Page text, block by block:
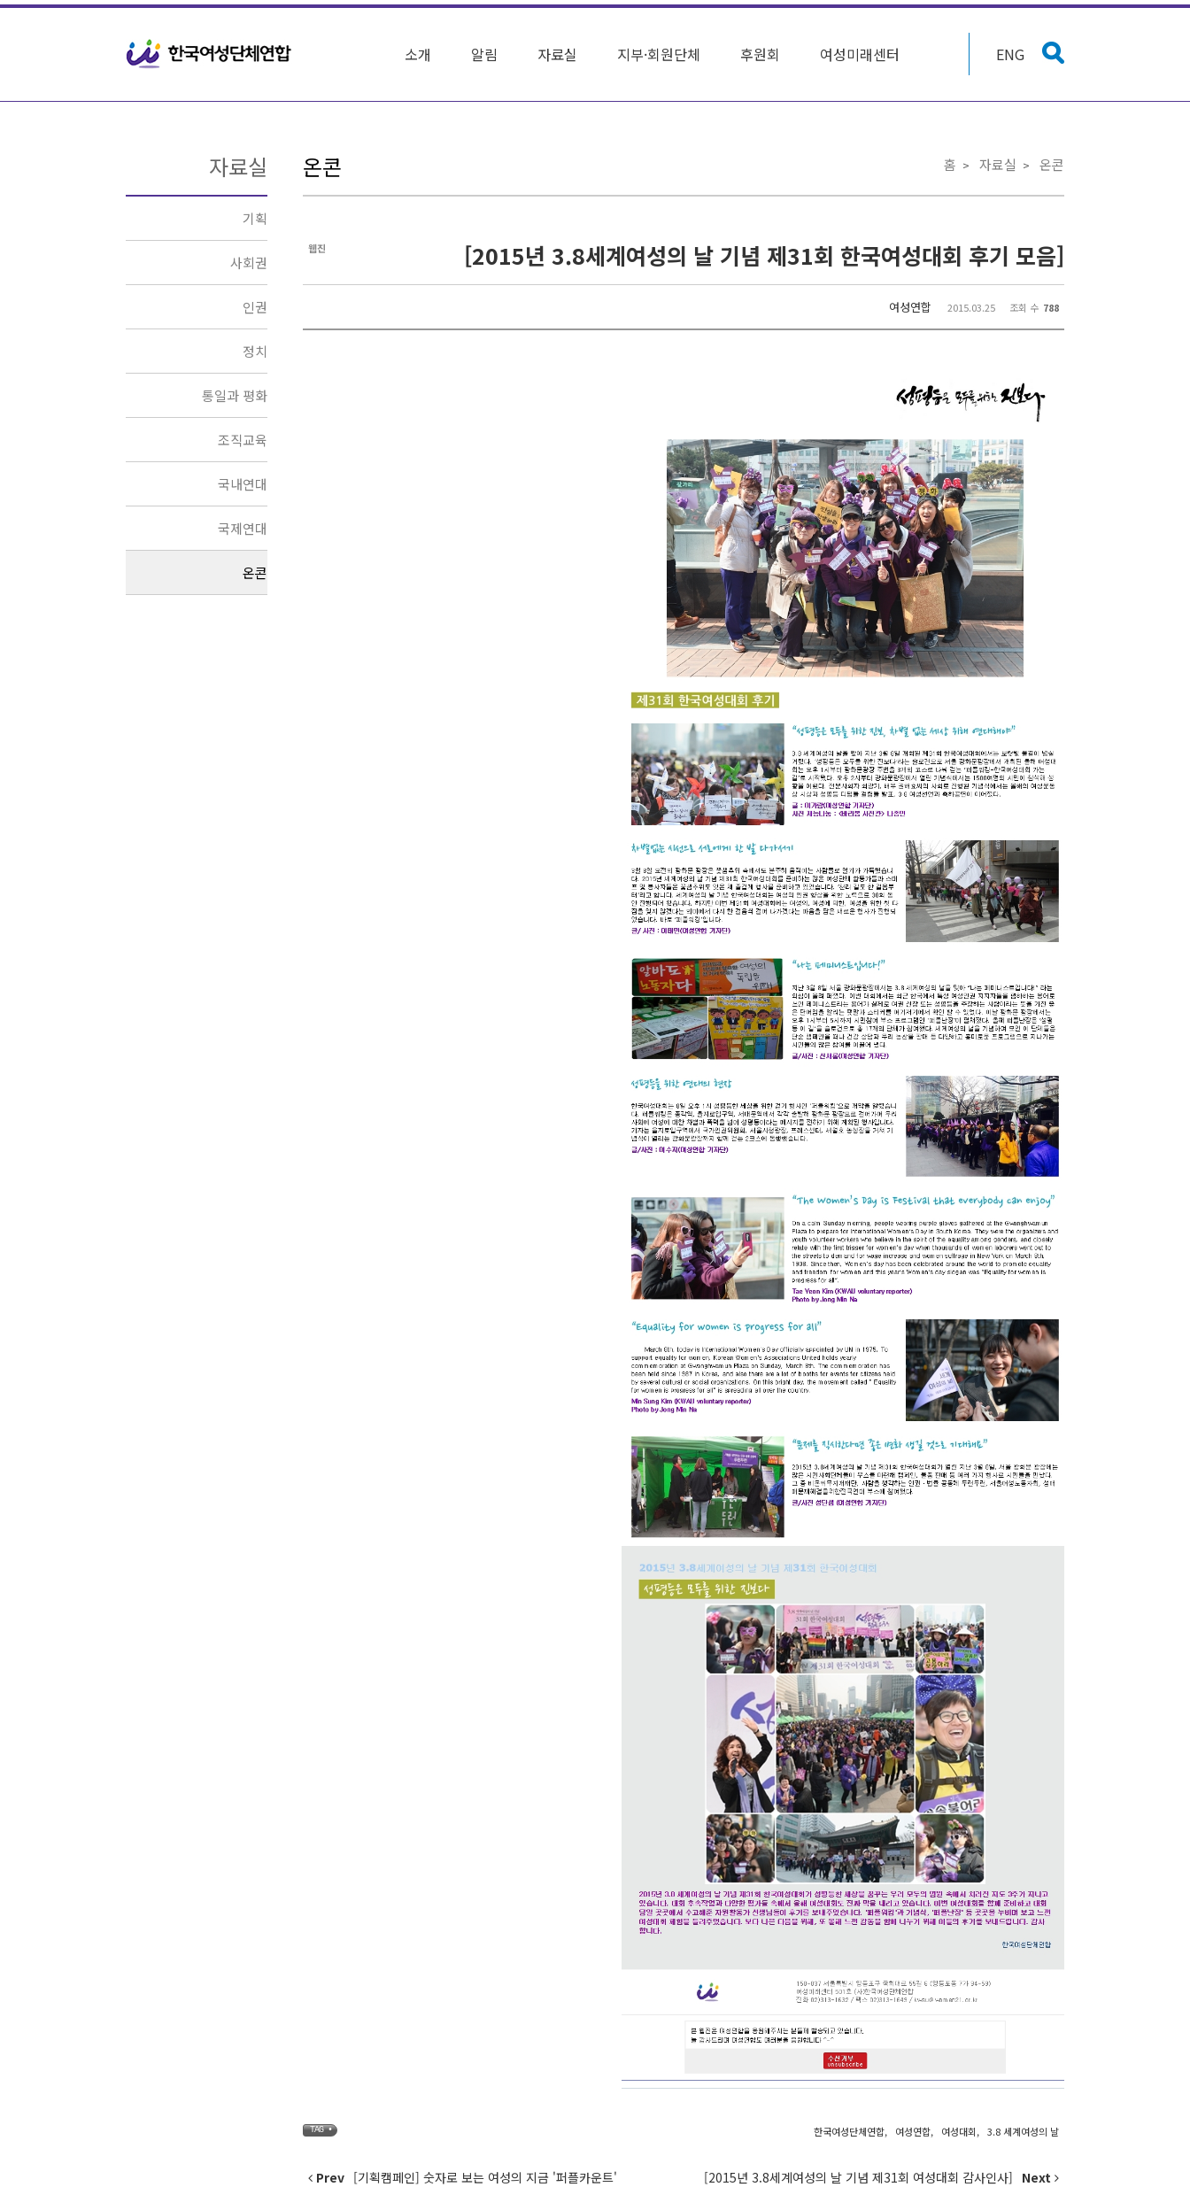
소개 알림 자료실 지부·회원단체 후원회 여성미래센터 ENG
자료실
기획
사회권
인권
정치
통일과 평화
조직교육
국내연대
국제연대
온콘
온콘 홈 자료실 온콘
웹진 [2015년 3.8세계여성의 날 기념 제31회 한국여성대회 후기 모음]
여성연합 2015.03.25 조회 수 788
TAG • 한국여성단체연합, 여성연합, 여성대회, 3.8 세계여성의 날
Prev [기획캠페인] 숫자로 보는 여성의 지금 '퍼플카운트' [2015년 3.8세계여성의 날 기념 제31회 여성대회 감사인사] Next